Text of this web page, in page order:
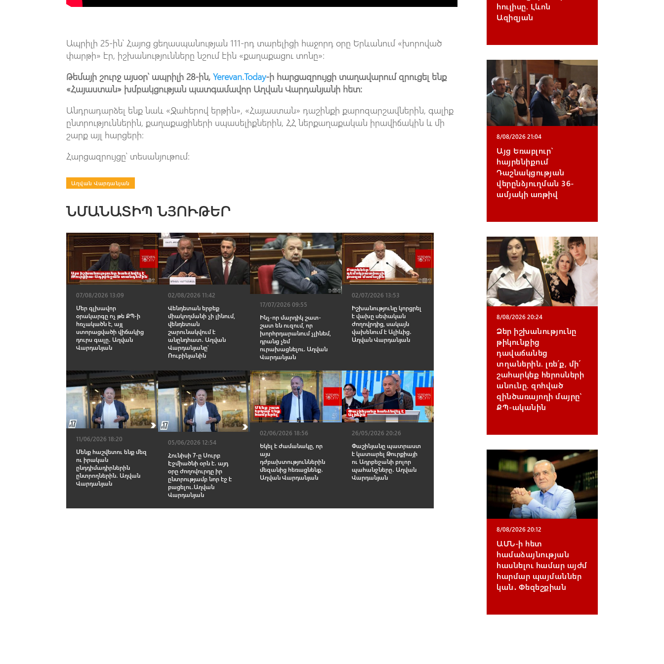
Ապրիլի 25-ին՝ Հայոց ցեղասպանության 111-րդ տարելիցի հաջորդ օրը Երևանում «խորոված
փարթի» էր, իշխանությունները նշում էին «քաղաքացու տոնը»։
Թեմայի շուրջ այսօր՝ ապրիլի 28-ին,Yerevan.Today-ի հարցազրույցի տաղավարում զրուցել ենք
«Հայաստան» խմբակցության պատգամավոր Աղվան Վարդանյանի հետ։
Անդրադարձել ենք նաև «Ջահերով երթին», «Հայաստան» դաշինքի քարոզարշավներին, գալիք
ընտրություններին, քաղաքացիների սպասելիքներին, ՀՀ ներքաղաքական իրավիճակին և մի
շարք այլ հարցերի։
Հարցազրույցը՝ տեսանյութում։
Աղվան Վարդանյան
ՆՄԱՆԱՏԻՊ ՆՅՈՒԹԵՐ
07/08/2026 13:09
Մեր գլխավոր
օրակարգը ոչ թե ՔՊ-ի
հռչակածն է, այլ
ստորացվածի վիճակից
դուրս գալը․ Աղվան
Վարդանյան
02/08/2026 11:42
Վենդետան երբեք
միակողմանի չի լինում,
վենդետան
շարունակվում է
անընդհատ․ Աղվան
Վարդանյանը՝
Ռուբինյանին
17/07/2026 09:55
Ինչ-որ մարդիկ շատ-
շատ են ուզում, որ
խորհրդարանում չլինեմ,
դրանց չեմ
ուրախացնելու. Աղվան
Վարդանյան
02/07/2026 13:53
Իշխանությունը կորցրել
է վախը սեփական
ժողովրդից, սակայն
վախենում է Ալիևից․
Աղվան Վարդանյան
11/06/2026 18:20
Մենք հաշվետու ենք մեզ
ու իրական
ընդդիմադիրներին
ընտրողներին․ Աղվան
Վարդանյան
05/06/2026 12:54
Հունիսի 7-ը Սուրբ
Էջմիածնի օրն է․ այդ
օրը ժողովուրդը իր
ընտրությամբ նոր էջ է
բացելու․Աղվան
Վարդանյան
02/06/2026 18:56
Եկել է ժամանակը, որ
այս
դժբախտություններին
մեզանից հեռացնենք․
Աղվան Վարդանյան
26/05/2026 20:26
Փաշինյանը պատրաստ
է կատարել Թուրքիայի
ու Ադրբեջանի բոլոր
պահանջները․ Աղվան
Վարդանյան
հուլիսը. Լևոն
Ազիզյան
8/08/2026 21:04
Այց Եռաբլուր`
հայրենիքում
Դաշնակցության
վերընձյուղման 36-
ամյակի առթիվ
8/08/2026 20:24
Ձեր իշխանությունը
թիկունքից
դավաճանեց
տղաներին. լռե՛ք, մի՛
շահարկեք հերոսների
անունը. զոհված
զինծառայողի մայրը՝
ՔՊ-ականին
8/08/2026 20:12
ԱՄՆ-ի հետ
համաձայնության
հասնելու համար այժմ
հարմար պայմաններ
կան․ Փեզեշքիան